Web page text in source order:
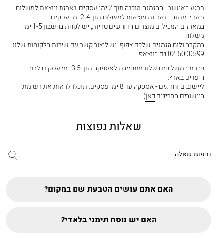
מרגע האישור - ההזמנה מוכנה תוך 2 ימי עסקים. נארזת ויוצאת למשלוח.
מארזי מתנה - נארזות ויוצאות למשלוח תוך 2-4 ימי עסקים.
במארזים המכילים מוצרים הדורשים טריות, יש לקחת בחשבון 1-5 ימי
משלוח.
במקרה ולוח הזמנים שלכם צפוף. יש ליצור קשר עם שירות הלקוחות שלנו
02-5000599 גם בווצאפ.
חברת המשלוחים שלנו מתחייבת לאספקה תוך 3-5 ימי עסקים לרוב
היעדים בארץ.
ליישובים וחריגים - אספקה עד 8 ימי עסקים. תוכלו לראות את רשימת
היישובים החריגיםכאן).
שאלות נפוצות
האם אתם עושים הטבעת שם במקום?
האם יש נוסח תימני בלאדי?